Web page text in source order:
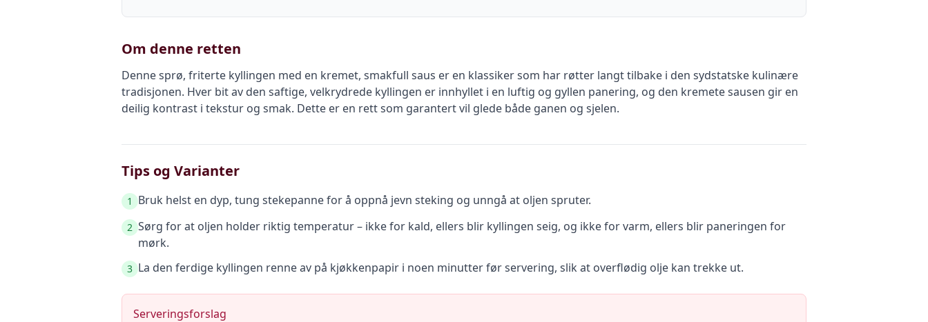
Om denne retten
Denne sprø, friterte kyllingen med en kremet, smakfull saus er en klassiker som har røtter langt tilbake i den sydstatske kulinære
tradisjonen. Hver bit av den saftige, velkrydrede kyllingen er innhyllet i en luftig og gyllen panering, og den kremete sausen gir en
deilig kontrast i tekstur og smak. Dette er en rett som garantert vil glede både ganen og sjelen.
Tips og Varianter
1 Bruk helst en dyp, tung stekepanne for å oppnå jevn steking og unngå at oljen spruter.
2 Sørg for at oljen holder riktig temperatur – ikke for kald, ellers blir kyllingen seig, og ikke for varm, ellers blir paneringen for
mørk.
3 La den ferdige kyllingen renne av på kjøkkenpapir i noen minutter før servering, slik at overflødig olje kan trekke ut.
Serveringsforslag